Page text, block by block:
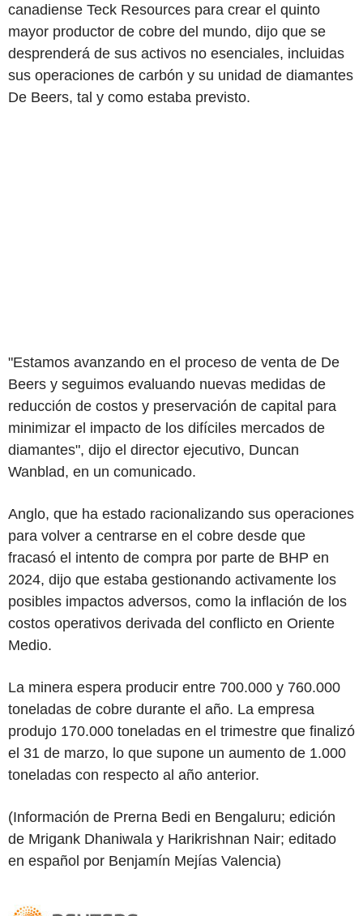
canadiense Teck Resources para crear el quinto
mayor productor de cobre del mundo, dijo que se
desprenderá de sus activos no esenciales, incluidas
sus operaciones de carbón y su unidad de diamantes
De Beers, tal y como estaba previsto.
"Estamos avanzando en el proceso de venta de De
Beers y seguimos evaluando nuevas medidas de
reducción de costos y preservación de capital para
minimizar el impacto de los difíciles mercados de
diamantes", dijo el director ejecutivo, Duncan
Wanblad, en un comunicado.
Anglo, que ha estado racionalizando sus operaciones
para volver a centrarse en el cobre desde que
fracasó el intento de compra por parte de BHP en
2024, dijo que estaba gestionando activamente los
posibles impactos adversos, como la inflación de los
costos operativos derivada del conflicto en Oriente
Medio.
La minera espera producir entre 700.000 y 760.000
toneladas de cobre durante el año. La empresa
produjo 170.000 toneladas en el trimestre que finalizó
el 31 de marzo, lo que supone un aumento de 1.000
toneladas con respecto al año anterior.
(Información de Prerna Bedi en Bengaluru; edición
de Mrigank Dhaniwala y Harikrishnan Nair; editado
en español por Benjamín Mejías Valencia)